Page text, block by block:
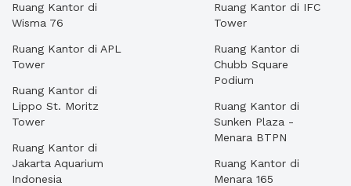
Ruang Kantor di
Wisma 76
Ruang Kantor di APL
Tower
Ruang Kantor di
Lippo St. Moritz
Tower
Ruang Kantor di
Jakarta Aquarium
Indonesia
Ruang Kantor di IFC
Tower
Ruang Kantor di
Chubb Square
Podium
Ruang Kantor di
Sunken Plaza -
Menara BTPN
Ruang Kantor di
Menara 165